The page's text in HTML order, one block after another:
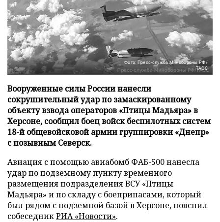
Фото: Пресс-служба Минобороны РФ/
ТАСС
Вооруженные силы России нанесли
сокрушительный удар по замаскированному
объекту взвода операторов «Птицы Мадьяра» в
Херсоне, сообщил боец войск беспилотных систем
18-й общевойсковой армии группировки «Днепр»
с позывным Северск.
Авиация с помощью авиабомб ФАБ-500 нанесла
удар по подземному пункту временного
размещения подразделения ВСУ «Птицы
Мадьяра» и по складу с боеприпасами, который
был рядом с подземной базой в Херсоне, пояснил
собеседникРИА «Новости».